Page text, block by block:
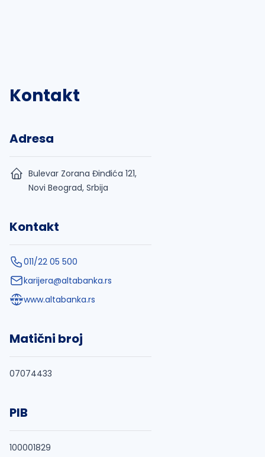
Kontakt
Adresa
Bulevar Zorana Đinđića 121,
Novi Beograd, Srbija
Kontakt
011/22 05 500
karijera@altabanka.rs
www.altabanka.rs
Matični broj
07074433
PIB
100001829